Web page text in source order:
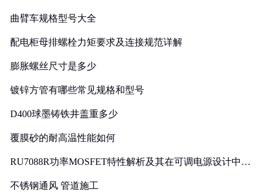
曲臂车规格型号大全
配电柜母排螺栓力矩要求及连接规范详解
膨胀螺丝尺寸是多少
镀锌方管有哪些常见规格和型号
D400球墨铸铁井盖重多少
覆膜砂的耐高温性能如何
RU7088R功率MOSFET特性解析及其在可调电源设计中的
不锈钢通风 管道施工